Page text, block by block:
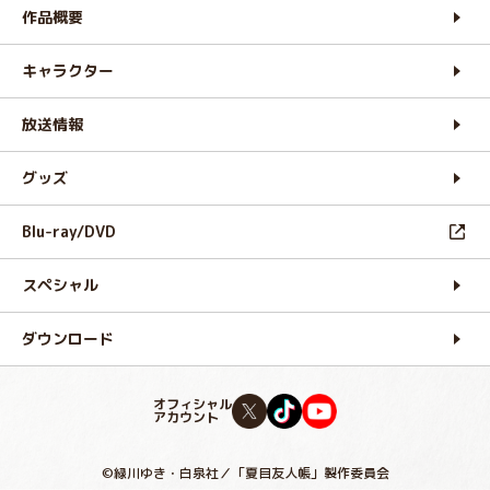
作品概要
キャラクター
放送情報
グッズ
Blu-ray/DVD
スペシャル
ダウンロード
オフィシャル
アカウント
©緑川ゆき・白泉社／「夏目友人帳」製作委員会